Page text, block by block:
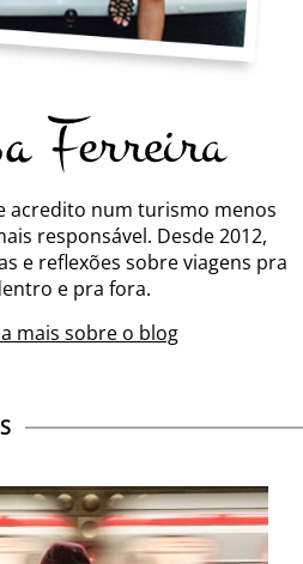
acredito num turismo menos
responsável. Desde 2012,
e reflexões sobre viagens pra
e pra fora.
mais sobre o blog